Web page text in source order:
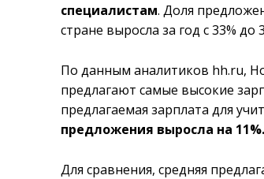
специалистам. Доля
стране выросла за год с 33% до
По данным аналитиков hh.ru,
предлагают самые высокие
предлагаемая зарплата для
предложения выросла на 11%.
Для сравнения, средняя